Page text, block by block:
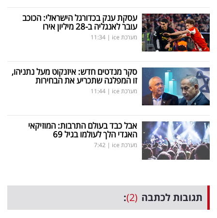
עסקת ענק בכדורגל הישראלי: הכוכב
עובר לאנגליה ב-28 מיליון אירו
מערכת ice |
11:34
סקר מנדטים חדש: איזנקוט מעל נתניהו,
זו המפלגה שתכריע את הבחירות
מערכת ice |
11:44
אבל כבד בעולם התרבות: המוזיקאי
האגדי הלך לעולמו בגיל 69
מערכת ice |
7:42
תגובות לכתבה (2)
: